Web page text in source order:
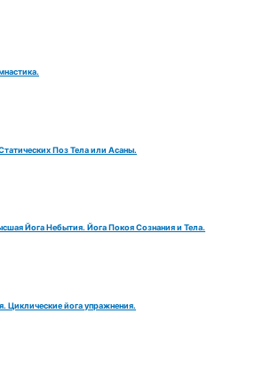
Поз Тела или Асаны.
Йога Небытия. Йога Покоя Сознания и Тела.
Циклические йога упражнения.